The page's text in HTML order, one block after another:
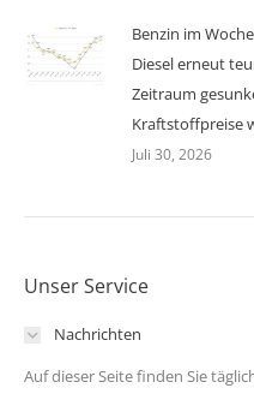
Benzin im
Diesel erneut
Zeitraum
Kraftstoffpreise
Juli 30, 2026
Unser Service
Nachrichten
Auf dieser Seite finden Sie